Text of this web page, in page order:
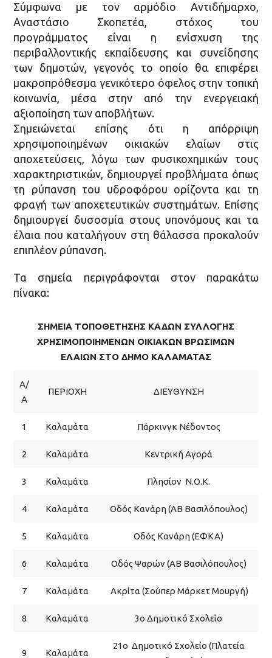
Σύμφωνα με τον αρμόδιο Αντιδήμαρχο,
Αναστάσιο Σκοπετέα, στόχος του
προγράμματος είναι η ενίσχυση της
περιβαλλοντικής εκπαίδευσης και συνείδησης
των δημοτών, γεγονός το οποίο θα επιφέρει
μακροπρόθεσμα γενικότερο όφελος στην τοπική
κοινωνία, μέσα στην από την ενεργειακή
αξιοποίηση των αποβλήτων.
Σημειώνεται επίσης ότι η απόρριψη
χρησιμοποιημένων οικιακών ελαίων στις
αποχετεύσεις, λόγω των φυσικοχημικών τους
χαρακτηριστικών, δημιουργεί προβλήματα όπως
τη ρύπανση του υδροφόρου ορίζοντα και τη
φραγή των αποχετευτικών συστημάτων. Επίσης
δημιουργεί δυσοσμία στους υπονόμους και τα
έλαια που καταλήγουν στη θάλασσα προκαλούν
επιπλέον ρύπανση.
Τα σημεία περιγράφονται στον παρακάτω
πίνακα:
ΣΗΜΕΙΑ ΤΟΠΟΘΕΤΗΣΗΣ ΚΑΔΩΝ ΣΥΛΛΟΓΗΣ
ΧΡΗΣΙΜΟΠΟΙΗΜΕΝΩΝ ΟΙΚΙΑΚΩΝ ΒΡΩΣΙΜΩΝ
ΕΛΑΙΩΝ ΣΤΟ ΔΗΜΟ ΚΑΛΑΜΑΤΑΣ
Α/
Α
ΠΕΡΙΟΧΗ ΔΙΕΥΘΥΝΣΗ
1 Καλαμάτα Πάρκινγκ Νέδοντος
2 Καλαμάτα Κεντρική Αγορά
3 Καλαμάτα Πλησίον Ν.Ο.Κ.
4 Καλαμάτα Οδός Κανάρη (ΑΒ Βασιλόπουλος)
5 Καλαμάτα Οδός Κανάρη (ΕΦΚΑ)
6 Καλαμάτα Οδός Ψαρών (ΑΒ Βασιλόπουλος)
7 Καλαμάτα Ακρίτα (Σούπερ Μάρκετ Μουργή)
8 Καλαμάτα 3ο Δημοτικό Σχολείο
9 Καλαμάτα
21ο Δημοτικό Σχολείο (Πλατεία